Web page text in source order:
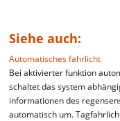
Siehe auch:
Automatisches fahrlicht
Bei aktivierter funktion
schaltet das system
informationen des
automatisch um.